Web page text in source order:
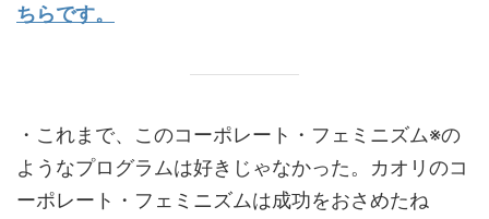
ちらです。
・これまで、このコーポレート・フェミニズム※の
ようなプログラムは好きじゃなかった。カオリのコ
ーポレート・フェミニズムは成功をおさめたね